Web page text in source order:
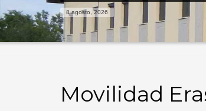
8 agosto, 2026
Movilidad